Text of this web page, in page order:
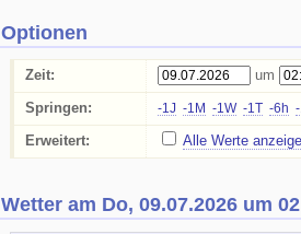
Optionen
Zeit:
um
Springen:
-1J -1M -1W -1T -6h
Erweitert: Alle Werte
Wetter am Do, 09.07.2026 um